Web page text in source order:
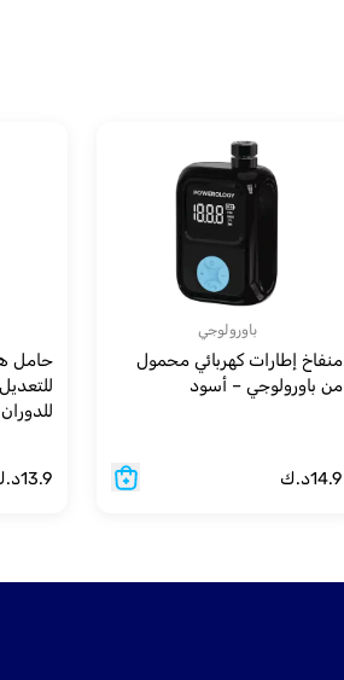
باورولوجي
منفاخ إطارات كهربائي محمول
من باورولوجي – أسود
14.9د.ك
حامل
للدوران 360 درجة - أسود
13.9